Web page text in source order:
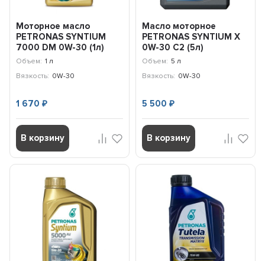
Моторное масло
PETRONAS SYNTIUM
7000 DM 0W-30 (1л)
Mercedes Benz /
Объем: 1 л
Вязкость: 0W-30
1 670₽
В корзину
Масло моторное
PETRONAS SYNTIUM X
0W-30 C2 (5л)
70981M12EU
Объем: 5 л
Вязкость: 0W-30
5 500 ₽
В корзину